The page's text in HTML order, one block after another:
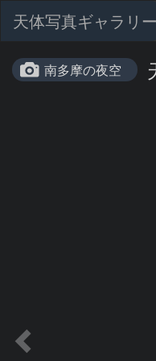
天体写真ギャラリー
南多摩の夜空